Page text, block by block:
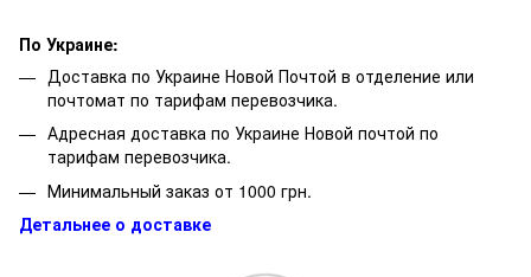
По Украине:
Доставка по Украине Новой Почтой в отделение или
почтомат по тарифам перевозчика.
Адресная доставка по Украине Новой почтой по
тарифам перевозчика.
Минимальный заказ от 1000 грн.
Детальнее о доставке